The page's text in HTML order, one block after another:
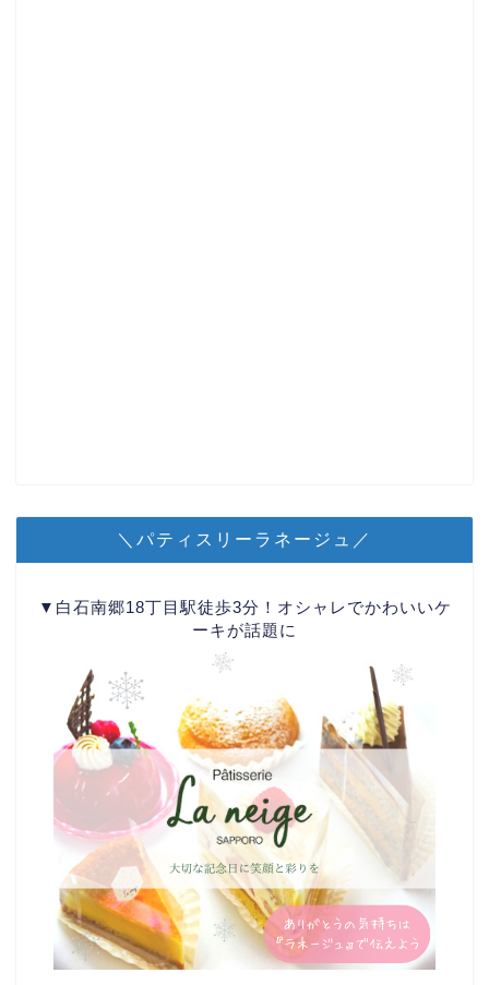
＼パティスリーラネージュ／
▼白石南郷18丁目駅徒歩3分！オシャレでかわいいケ
ーキが話題に